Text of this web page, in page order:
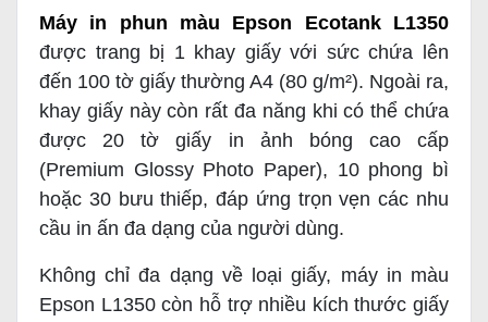
Máy in phun màu Epson Ecotank L1350
được trang bị 1 khay giấy với sức chứa lên
đến 100 tờ giấy thường A4 (80 g/m²). Ngoài ra,
khay giấy này còn rất đa năng khi có thể chứa
được 20 tờ giấy in ảnh bóng cao cấp
(Premium Glossy Photo Paper), 10 phong bì
hoặc 30 bưu thiếp, đáp ứng trọn vẹn các nhu
cầu in ấn đa dạng của người dùng.
Không chỉ đa dạng về loại giấy, máy in màu
Epson L1350 còn hỗ trợ nhiều kích thước giấy